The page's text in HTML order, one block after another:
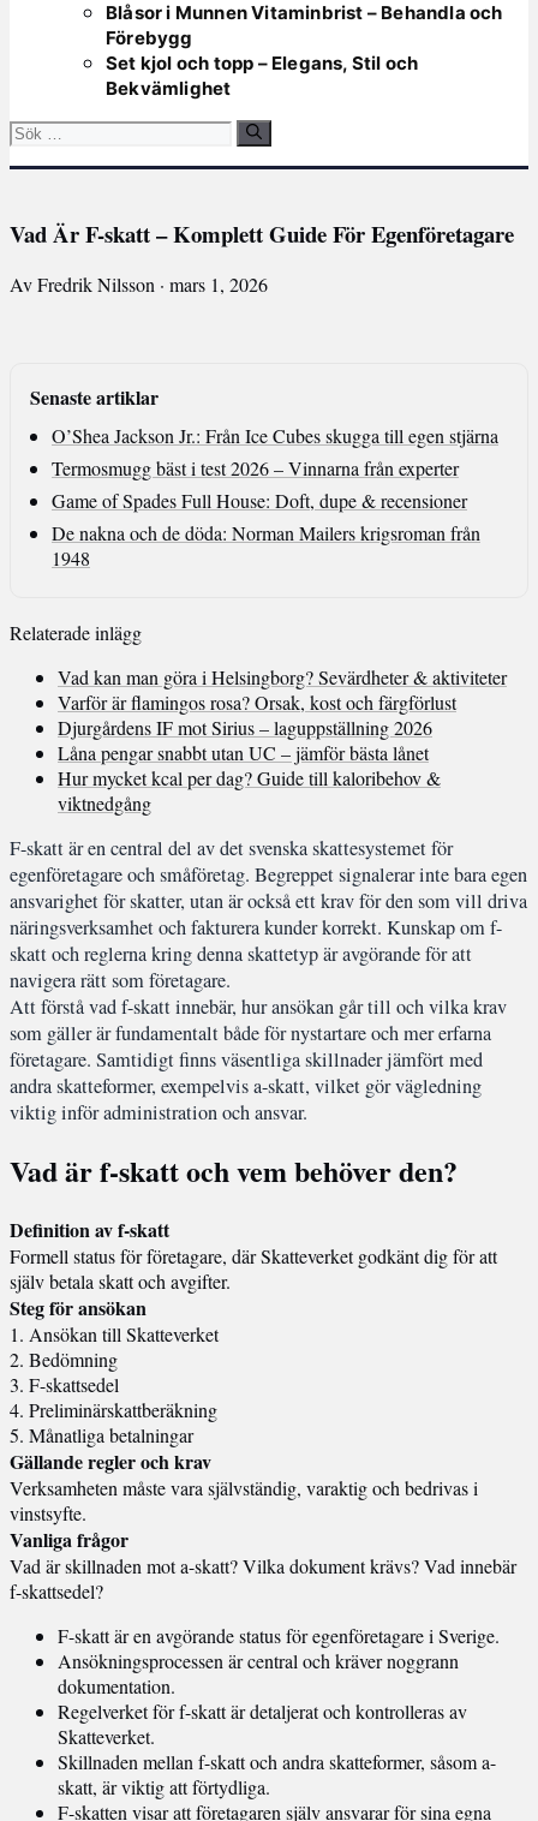
Blåsor i Munnen Vitaminbrist – Behandla och
Förebygg
Set kjol och topp – Elegans, Stil och
Bekvämlighet
Sök
Vad Är F-skatt – Komplett Guide För Egenföretagare
Av Fredrik Nilsson · mars 1, 2026
Senaste artiklar
O’Shea Jackson Jr.: Från Ice Cubes skugga till egen stjärna
Termosmugg bäst i test 2026 – Vinnarna från experter
Game of Spades Full House: Doft, dupe & recensioner
De nakna och de döda: Norman Mailers krigsroman från
1948
Relaterade inlägg
Vad kan man göra i Helsingborg? Sevärdheter & aktiviteter
Varför är flamingos rosa? Orsak, kost och färgförlust
Djurgårdens IF mot Sirius – laguppställning 2026
Låna pengar snabbt utan UC – jämför bästa lånet
Hur mycket kcal per dag? Guide till kaloribehov &
viktnedgång
F-skatt är en central del av det svenska skattesystemet för
egenföretagare och småföretag. Begreppet signalerar inte bara egen
ansvarighet för skatter, utan är också ett krav för den som vill driva
näringsverksamhet och fakturera kunder korrekt. Kunskap om f-
skatt och reglerna kring denna skattetyp är avgörande för att
navigera rätt som företagare.
Att förstå vad f-skatt innebär, hur ansökan går till och vilka krav
som gäller är fundamentalt både för nystartare och mer erfarna
företagare. Samtidigt finns väsentliga skillnader jämfört med
andra skatteformer, exempelvis a-skatt, vilket gör vägledning
viktig inför administration och ansvar.
Vad är f-skatt och vem behöver den?
Definition av f-skatt
Formell status för företagare, där Skatteverket godkänt dig för att
själv betala skatt och avgifter.
Steg för ansökan
1. Ansökan till Skatteverket
2. Bedömning
3. F-skattsedel
4. Preliminärskattberäkning
5. Månatliga betalningar
Gällande regler och krav
Verksamheten måste vara självständig, varaktig och bedrivas i
vinstsyfte.
Vanliga frågor
Vad är skillnaden mot a-skatt? Vilka dokument krävs? Vad innebär
f-skattsedel?
F-skatt är en avgörande status för egenföretagare i Sverige.
Ansökningsprocessen är central och kräver noggrann
dokumentation.
Regelverket för f-skatt är detaljerat och kontrolleras av
Skatteverket.
Skillnaden mellan f-skatt och andra skatteformer, såsom a-
skatt, är viktig att förtydliga.
F-skatten visar att företagaren själv ansvarar för sina egna